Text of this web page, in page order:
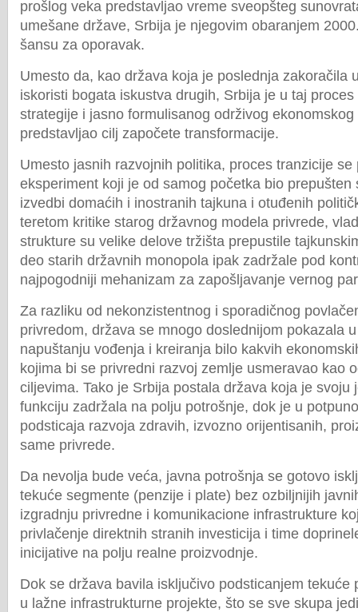
prošlog veka predstavljao vreme sveopšteg
umešane države, Srbija je njegovim obaranjem
šansu za oporavak.
Umesto da, kao država koja je poslednja zakoračila
iskoristi bogata iskustva drugih, Srbija je u taj
strategije i jasno formulisanog održivog
predstavljao cilj započete transformacije.
Umesto jasnih razvojnih politika, proces tranzicije
eksperiment koji je od samog početka bio prepušten
izvedbi domaćih i inostranih tajkuna i otuđenih
teretom kritike starog državnog modela privrede,
strukture su velike delove tržišta prepustile
deo starih državnih monopola ipak zadržale pod
najpogodniji mehanizam za zapošljavanje vernog
Za razliku od nekonzistentnog i sporadičnog
privredom, država se mnogo doslednijom pokazala
napuštanju vođenja i kreiranja bilo kakvih
kojima bi se privredni razvoj zemlje usmeravao kao
ciljevima. Tako je Srbija postala država koja je svoju
funkciju zadržala na polju potrošnje, dok je u
podsticaja razvoja zdravih, izvozno orijentisanih,
same privrede.
Da nevolja bude veća, javna potrošnja se gotovo
tekuće segmente (penzije i plate) bez ozbiljnijih
izgradnju privredne i komunikacione infrastrukture
privlačenje direktnih stranih investicija i time
inicijative na polju realne proizvodnje.
Dok se država bavila isključivo podsticanjem tekuće
u lažne infrastrukturne projekte, što se sve skupa